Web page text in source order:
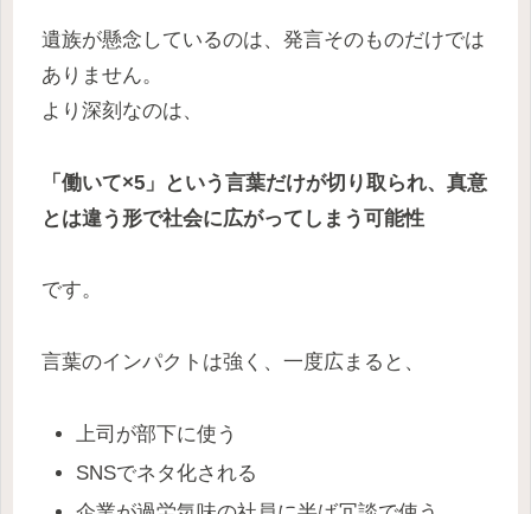
遺族が懸念しているのは、発言そのものだけでは
ありません。
より深刻なのは、
「働いて×5」という言葉だけが切り取られ、真意
とは違う形で社会に広がってしまう可能性
です。
言葉のインパクトは強く、一度広まると、
上司が部下に使う
SNSでネタ化される